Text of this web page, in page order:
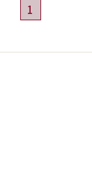
1